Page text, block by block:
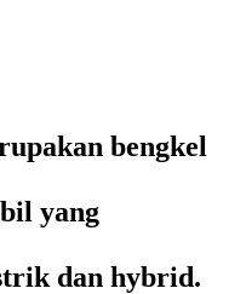
bengkel
yang
dan hybrid.